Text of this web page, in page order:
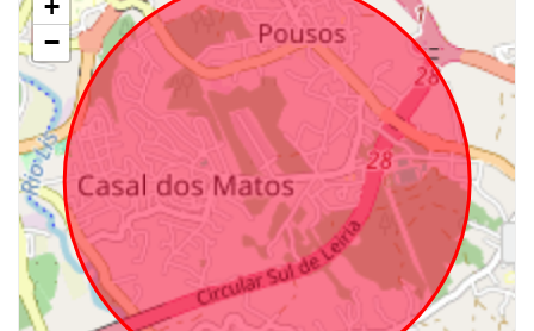
+
−